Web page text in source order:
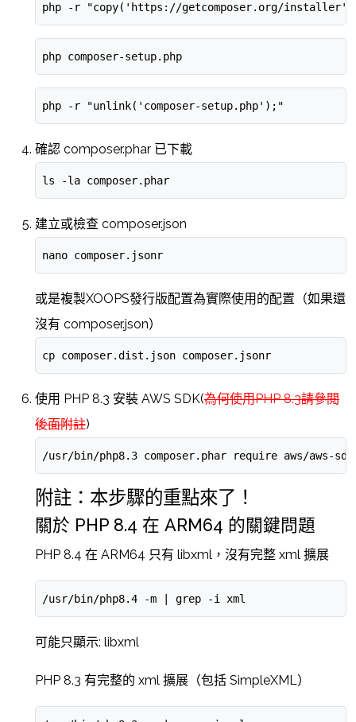
php -r "copy('https://getcomposer.org/installer',
php composer-setup.php
php -r "unlink('composer-setup.php');"
確認 composer.phar 已下載
ls -la composer.phar
建立或檢查 composer.json
nano composer.jsonr
或是複製XOOPS發行版配置為實際使用的配置（如果還
沒有 composer.json）
cp composer.dist.json composer.jsonr
使用 PHP 8.3 安裝 AWS SDK(為何使用PHP 8.3請參閱
後面附註)
/usr/bin/php8.3 composer.phar require aws/aws-
附註：本步驟的重點來了！
關於 PHP 8.4 在 ARM64 的關鍵問題
PHP 8.4 在 ARM64 只有 libxml，沒有完整 xml 擴展
/usr/bin/php8.4 -m | grep -i xml
可能只顯示: libxml
PHP 8.3 有完整的 xml 擴展（包括 SimpleXML）